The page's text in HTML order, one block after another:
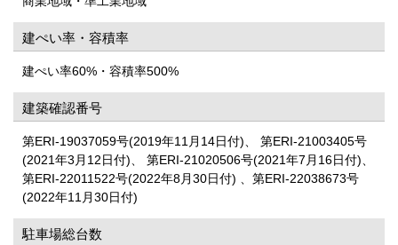
建ぺい率・容積率
建ぺい率60%・容積率500%
建築確認番号
第ERI-19037059号(2019年11月14日付)、 第ERI-21003405号
(2021年3月12日付)、 第ERI-21020506号(2021年7月16日付)、
第ERI-22011522号(2022年8月30日付) 、第ERI-22038673号
(2022年11月30日付)
駐車場総台数